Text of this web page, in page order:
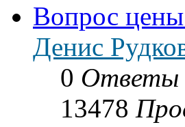
Вопрос цены
Денис
0 Ответы
13478